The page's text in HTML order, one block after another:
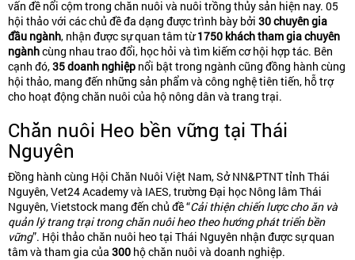
vấn đề nổi cộm trong chăn nuôi và nuôi trồng thủy sản hiện nay. 05
hội thảo với các chủ đề đa dạng được trình bày bởi 30 chuyên gia
đầu ngành, nhận được sự quan tâm từ1750 khách tham gia chuyên
ngànhcùng nhau trao đổi, học hỏi và tìm kiếm cơ hội hợp tác. Bên
cạnh đó,35 doanh nghiệp nổi bật trong ngành cũng đồng hành cùng
hội thảo, mang đến những sản phẩm và công nghệ tiên tiến, hỗ trợ
cho hoạt động chăn nuôi của hộ nông dân và trang trại.
Chăn nuôi Heo bền vững tại Thái
Nguyên
Đồng hành cùng Hội Chăn Nuôi Việt Nam, Sở NN&PTNT tỉnh Thái
Nguyên, Vet24 Academy và IAES, trường Đại học Nông lâm Thái
Nguyên, Vietstock mang đến chủ đề “Cải thiện chiến lược cho ăn và
quản lý trang trại trong chăn nuôi heo theo hướng phát triển bền
vững”. Hội thảo chăn nuôi heo tại Thái Nguyên nhận được sự quan
tâm và tham gia của 300 hộ chăn nuôi và doanh nghiệp.